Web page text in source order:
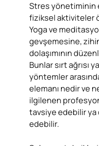
Stres yönetiminin
fiziksel aktiviteler
Yoga ve
gevşemesine,
dolaşımının
Bunlar sırt ağrısı
yöntemler
elemanı nedir ve
ilgilenen
tavsiye edebilir ya
edebilir.